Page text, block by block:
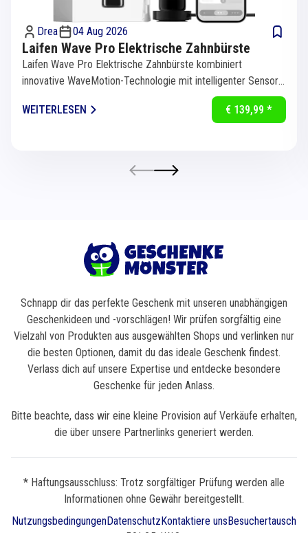
Drea 04 Aug 2026
Laifen Wave Pro Elektrische Zahnbürste
Laifen Wave Pro Elektrische Zahnbürste kombiniert
innovative WaveMotion-Technologie mit intelligenter Sensorik
WEITERLESEN
€ 139,99 *
Schnapp dir das perfekte Geschenk mit unseren unabhängigen
Geschenkideen und -vorschlägen! Wir prüfen sorgfältig eine
Vielzahl von Produkten aus ausgewählten Shops und verlinken nur
die besten Optionen, damit du das ideale Geschenk findest.
Verlass dich auf unsere Expertise und entdecke besondere
Geschenke für jeden Anlass.
Bitte beachte, dass wir eine kleine Provision auf Verkäufe erhalten,
die über unsere Partnerlinks generiert werden.
* Haftungsausschluss: Trotz sorgfältiger Prüfung werden alle
Informationen ohne Gewähr bereitgestellt.
NutzungsbedingungenDatenschutz Kontaktiere uns Besuchertausch